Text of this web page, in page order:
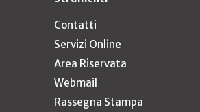
Contatti
Servizi Online
Area Riservata
Webmail
Rassegna Stampa